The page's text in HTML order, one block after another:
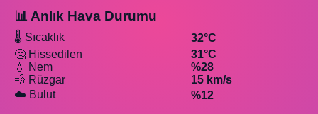
📊 Anlık Hava Durumu
🌡️ Sıcaklık
32°C
🤔 Hissedilen
31°C
💧 Nem
%28
💨 Rüzgar
15 km/s
☁️ Bulut
%12